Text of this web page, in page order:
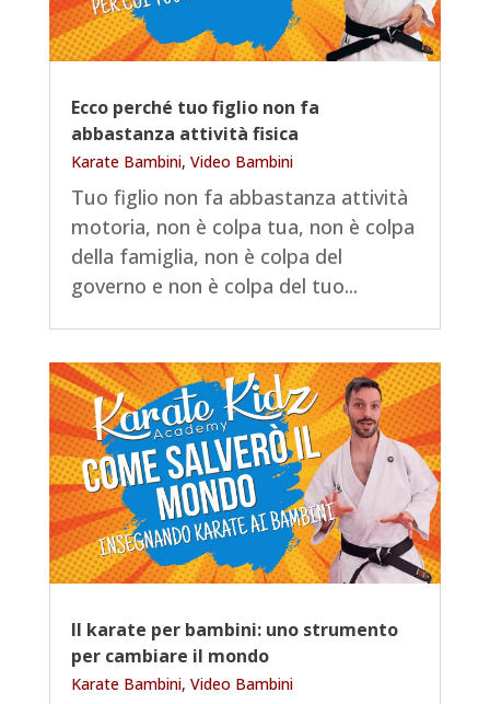
Ecco perché tuo figlio non fa
abbastanza attività fisica
Karate Bambini, Video Bambini
Tuo figlio non fa abbastanza attività
motoria, non è colpa tua, non è colpa
della famiglia, non è colpa del
governo e non è colpa del tuo...
Il karate per bambini: uno strumento
per cambiare il mondo
Karate Bambini, Video Bambini